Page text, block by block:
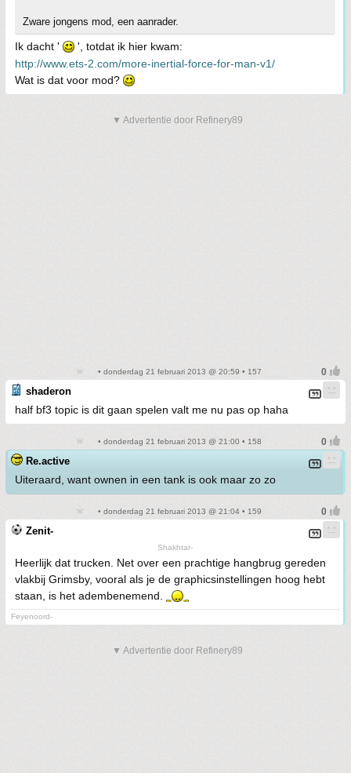
Zware jongens mod, een aanrader.
Ik dacht '
', totdat ik hier kwam:
http://www.ets-2.com/more-inertial-force-for-man-v1/
Wat is dat voor mod?
▼ Advertentie door Refinery89
• donderdag 21 februari 2013 @ 20:59 • 157
shaderon
half bf3 topic is dit gaan spelen valt me nu pas op haha
• donderdag 21 februari 2013 @ 21:00 • 158
Re.active
Uiteraard, want ownen in een tank is ook maar zo zo
• donderdag 21 februari 2013 @ 21:04 • 159
Zenit-
Shakhtar-
Heerlijk dat trucken. Net over een prachtige hangbrug gereden
vlakbij Grimsby, vooral als je de graphicsinstellingen hoog hebt
staan, is het adembenemend.
Feyenoord-
▼ Advertentie door Refinery89